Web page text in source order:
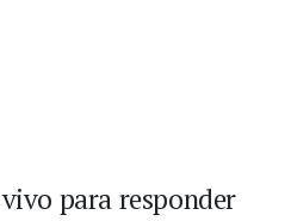
para responder